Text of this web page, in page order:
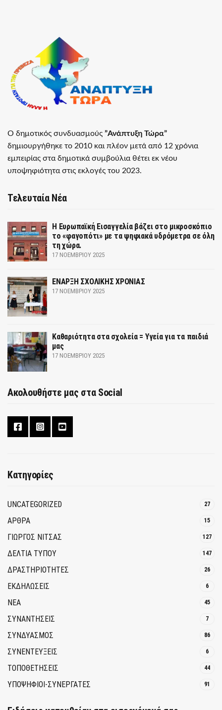
Ο δημοτικός συνδυασμούς ”Ανάπτυξη Τώρα”
δημιουργήθηκε το 2010 και πλέον μετά από 12 χρόνια
εμπειρίας στα δημοτικά συμβούλια θέτει εκ νέου
υποψηφιότητα στις εκλογές του 2023.
Τελευταία Νέα
Η Ευρωπαϊκή Εισαγγελία βάζει στο μικροσκόπιο
το «φαγοπότι» με τα ψηφιακά υδρόμετρα σε όλη
τη χώρα.
17 ΝΟΕΜΒΡΊΟΥ 2025
ΕΝΑΡΞΗ ΣΧΟΛΙΚΗΣ ΧΡΟΝΙΑΣ
17 ΝΟΕΜΒΡΊΟΥ 2025
Καθαριότητα στα σχολεία = Υγεία για τα παιδιά
μας
17 ΝΟΕΜΒΡΊΟΥ 2025
Ακολουθήστε μας στα Social
Κατηγορίες
UNCATEGORIZED 27
ΑΡΘΡΑ 15
ΓΙΩΡΓΟΣ ΝΙΤΣΑΣ 127
ΔΕΛΤΙΑ ΤΥΠΟΥ 147
ΔΡΑΣΤΗΡΙΟΤΗΤΕΣ 26
ΕΚΔΗΛΩΣΕΙΣ 6
ΝΕΑ 45
ΣΥΝΑΝΤΗΣΕΙΣ 7
ΣΥΝΔΥΑΣΜΟΣ 86
ΣΥΝΕΝΤΕΥΞΕΙΣ 6
ΤΟΠΟΘΕΤΗΣΕΙΣ 44
ΥΠΟΨΗΦΙΟΙ-ΣΥΝΕΡΓΑΤΕΣ 91